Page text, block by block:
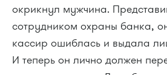
окрикнул мужчина.
сотрудником охраны банка,
кассир ошиблась и выдала
И теперь он лично должен